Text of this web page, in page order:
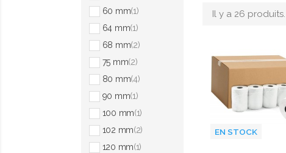
60 mm(1)
64 mm(1)
68 mm(2)
75 mm(2)
80 mm(4)
90 mm(1)
100 mm(1)
102 mm(2)
120 mm(1)
Il y a 26 produits.
EN STOCK